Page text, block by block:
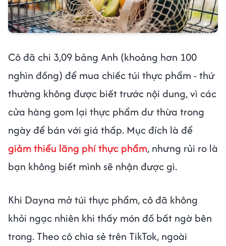
Cô đã chi 3,09 bảng Anh (khoảng hơn 100
nghìn đồng) để mua chiếc túi thực phẩm - thứ
thường không được biết trước nội dung, vì các
cửa hàng gom lại thực phẩm dư thừa trong
ngày để bán với giá thấp. Mục đích là để
giảm thiểu lãng phí thực phẩm, nhưng rủi ro là
bạn không biết mình sẽ nhận được gì.
Khi Dayna mở túi thực phẩm, cô đã không
khỏi ngạc nhiên khi thấy món đồ bất ngờ bên
trong. Theo cô chia sẻ trên TikTok, ngoài